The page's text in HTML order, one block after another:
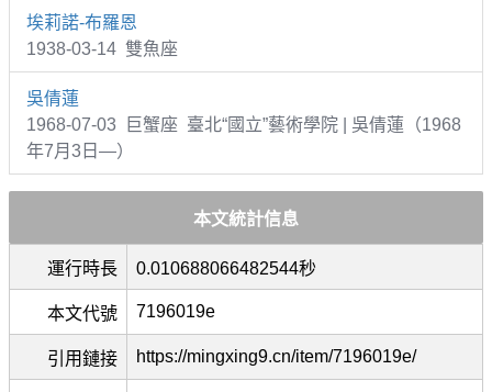
埃莉諾-布羅恩
1938-03-14 雙魚座
吳倩蓮
1968-07-03 巨蟹座 臺北“國立”藝術學院 | 吳倩蓮（1968
年7月3日—）
本文統計信息
運行時長 0.010688066482544秒
本文代號 7196019e
引用鏈接 https://mingxing9.cn/item/7196019e/